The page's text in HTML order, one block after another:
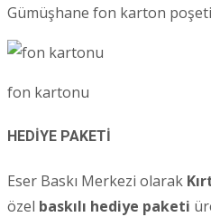
Gümüşhane fon karton poşeti
fon kartonu
HEDİYE PAKETİ
Eser Baskı Merkezi olarak
özel baskılı hediye paketi